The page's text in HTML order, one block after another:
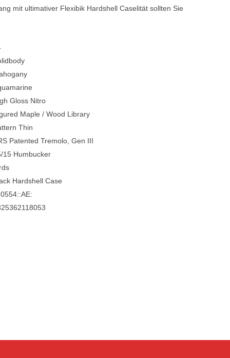
mit ultimativer Flexibik Hardshell Caselität sollten Sie
Gloss Nitro
Maple / Wood Library
Thin
Patented Tremolo, Gen III
15 Humbucker
Hardshell Case